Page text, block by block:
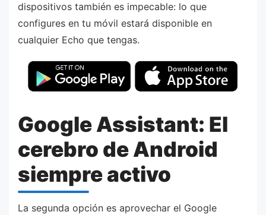
dispositivos también es impecable: lo que
configures en tu móvil estará disponible en
cualquier Echo que tengas.
Google Assistant: El
cerebro de Android
siempre activo
La segunda opción es aprovechar el Google